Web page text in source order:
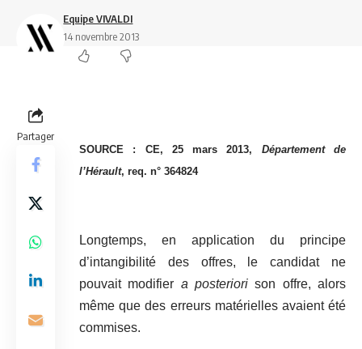
Equipe VIVALDI
14 novembre 2013
Partager
SOURCE : CE, 25 mars 2013, Département de
l’Hérault, req. n° 364824
Longtemps, en application du principe
d’intangibilité des offres, le candidat ne
pouvait modifier a posteriorison offre, alors
même que des erreurs matérielles avaient été
commises.